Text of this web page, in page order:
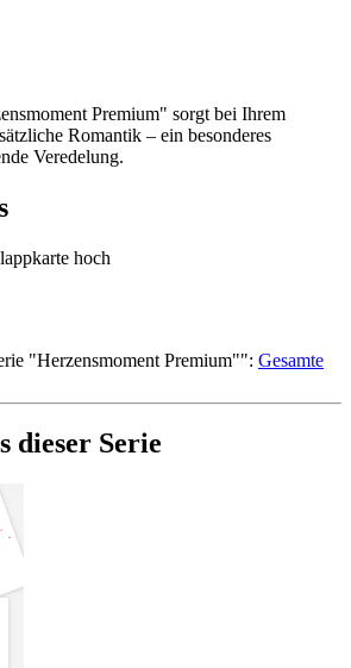
Premium" sorgt bei Ihrem
Romantik – ein besonderes
Veredelung.
hoch
"Herzensmoment Premium"": Gesamte
dieser Serie